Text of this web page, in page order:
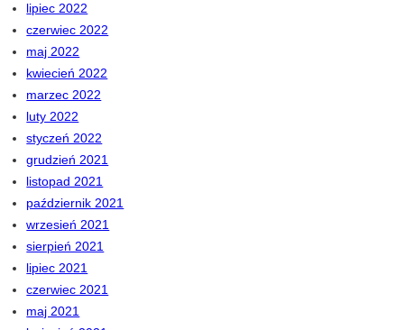
lipiec 2022
czerwiec 2022
maj 2022
kwiecień 2022
marzec 2022
luty 2022
styczeń 2022
grudzień 2021
listopad 2021
październik 2021
wrzesień 2021
sierpień 2021
lipiec 2021
czerwiec 2021
maj 2021